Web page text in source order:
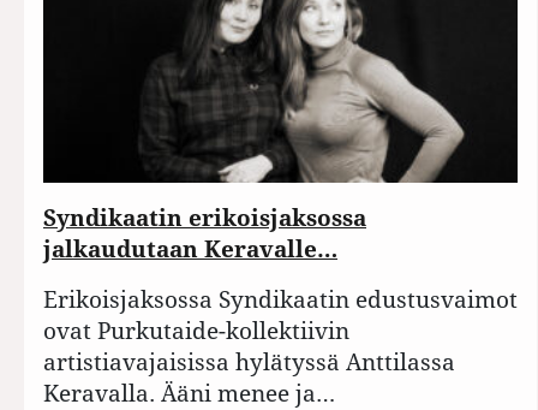
Syndikaatin erikoisjaksossa
jalkaudutaan Keravalle…
Erikoisjaksossa Syndikaatin edustusvaimot
ovat Purkutaide-kollektiivin
artistiavajaisissa hylätyssä Anttilassa
Keravalla. Ääni menee ja…